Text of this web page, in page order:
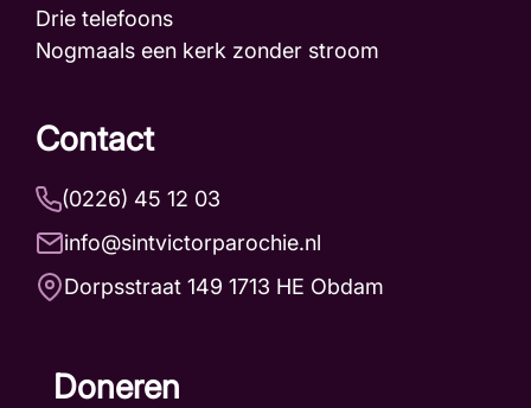
Drie telefoons
Nogmaals een kerk zonder stroom
Contact
(0226) 45 12 03
info@sintvictorparochie.nl
Dorpsstraat 149 1713 HE Obdam
Doneren